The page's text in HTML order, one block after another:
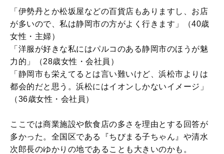
「伊勢丹とか松坂屋などの百貨店もありますし、お店
が多いので、私は静岡市の方がよく行きます」（40歳
女性・主婦）
「洋服が好きな私にはパルコのある静岡市のほうが魅
力的」（28歳女性・会社員）
「静岡市も栄えてるとは言い難いけど、浜松市よりは
都会的だと思う。浜松にはイオンしかないイメージ」
（36歳女性・会社員）
ここでは商業施設や飲食店の多さを理由とする回答が
多かった。全国区である『ちびまる子ちゃん』や清水
次郎長のゆかりの地であることも大きいのかも。